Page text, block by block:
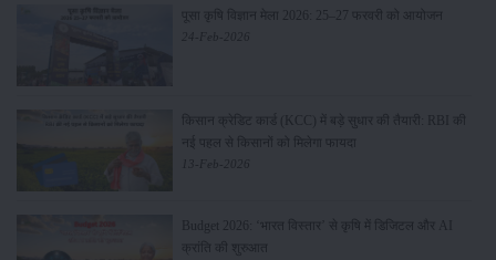
पूसा कृषि विज्ञान मेला 2026: 25–27 फरवरी को आयोजन
24-Feb-2026
किसान क्रेडिट कार्ड (KCC) में बड़े सुधार की तैयारी: RBI की
नई पहल से किसानों को मिलेगा फायदा
13-Feb-2026
Budget 2026: ‘भारत विस्तार’ से कृषि में डिजिटल और AI
क्रांति की शुरुआत